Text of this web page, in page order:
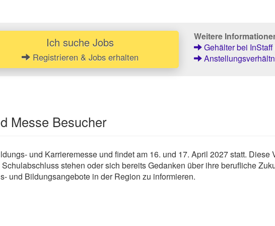
Ich suche Jobs
Registrieren & Jobs erhalten
Weitere
Gehälter bei
Messe Besucher
und Karrieremesse und findet am 16. und 17. April 2027 statt. Diese
stehen oder sich bereits Gedanken über ihre berufliche
und Bildungsangebote in der Region zu informieren.